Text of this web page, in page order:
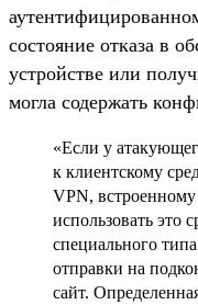
состояние отказа в
устройстве или
могла содержать
«Если у
к клиентскому
VPN,
использовать это
специального
отправки на
сайт.